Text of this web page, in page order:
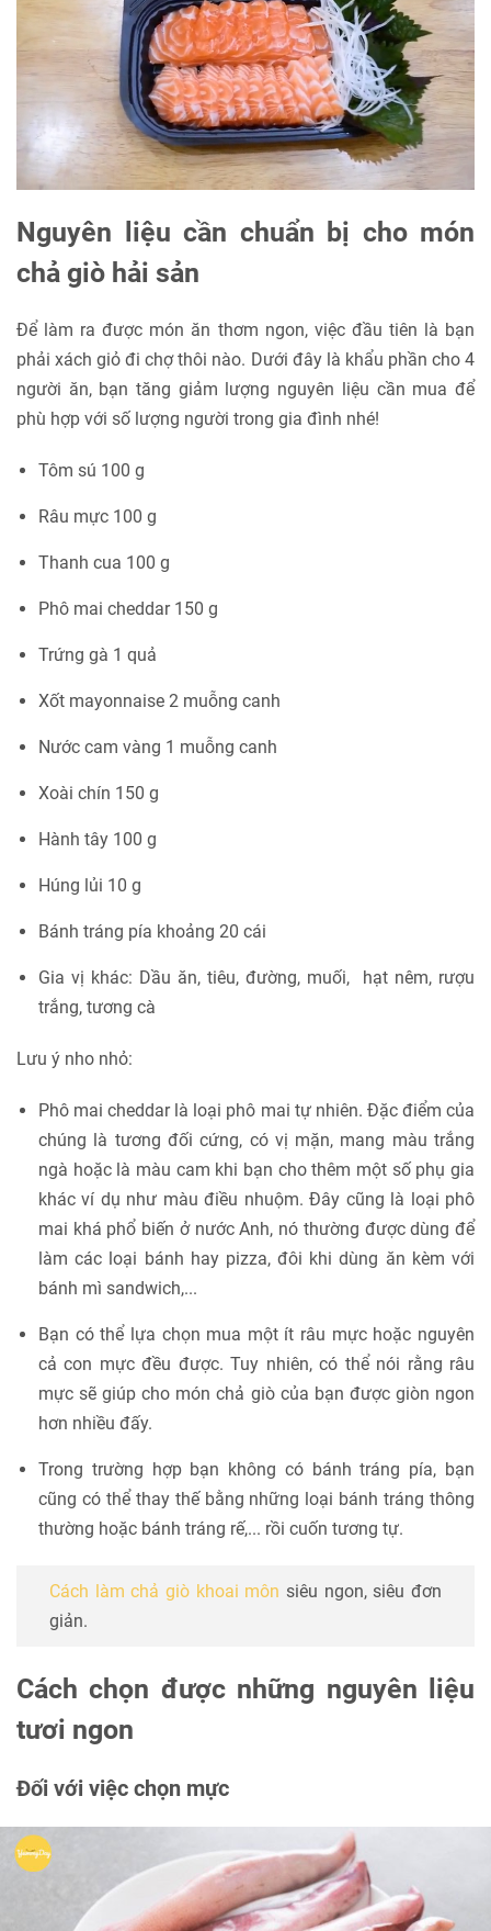
Nguyên liệu cần chuẩn bị cho món
chả giò hải sản
Để làm ra được món ăn thơm ngon, việc đầu tiên là bạn
phải xách giỏ đi chợ thôi nào. Dưới đây là khẩu phần cho 4
người ăn, bạn tăng giảm lượng nguyên liệu cần mua để
phù hợp với số lượng người trong gia đình nhé!
Tôm sú 100 g
Râu mực 100 g
Thanh cua 100 g
Phô mai cheddar 150 g
Trứng gà 1 quả
Xốt mayonnaise 2 muỗng canh
Nước cam vàng 1 muỗng canh
Xoài chín 150 g
Hành tây 100 g
Húng lủi 10 g
Bánh tráng pía khoảng 20 cái
Gia vị khác: Dầu ăn, tiêu, đường, muối, hạt nêm, rượu
trắng, tương cà
Lưu ý nho nhỏ:
Phô mai cheddar là loại phô mai tự nhiên. Đặc điểm của
chúng là tương đối cứng, có vị mặn, mang màu trắng
ngà hoặc là màu cam khi bạn cho thêm một số phụ gia
khác ví dụ như màu điều nhuộm. Đây cũng là loại phô
mai khá phổ biến ở nước Anh, nó thường được dùng để
làm các loại bánh hay pizza, đôi khi dùng ăn kèm với
bánh mì sandwich,...
Bạn có thể lựa chọn mua một ít râu mực hoặc nguyên
cả con mực đều được. Tuy nhiên, có thể nói rằng râu
mực sẽ giúp cho món chả giò của bạn được giòn ngon
hơn nhiều đấy.
Trong trường hợp bạn không có bánh tráng pía, bạn
cũng có thể thay thế bằng những loại bánh tráng thông
thường hoặc bánh tráng rế,... rồi cuốn tương tự.
Cách làm chả giò khoai môn siêu ngon, siêu đơn
giản.
Cách chọn được những nguyên liệu
tươi ngon
Đối với việc chọn mực